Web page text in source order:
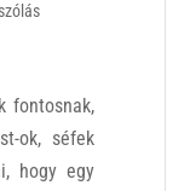
fontosnak,
ok, séfek
hogy egy